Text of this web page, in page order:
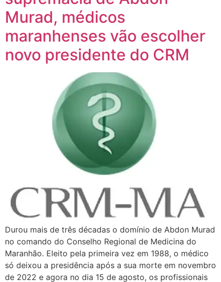
Murad, médicos
maranhenses vão escolher
novo presidente do CRM
Durou mais de três décadas o domínio de Abdon Murad
no comando do Conselho Regional de Medicina do
Maranhão. Eleito pela primeira vez em 1988, o médico
só deixou a presidência após a sua morte em novembro
de 2022 e agora no dia 15 de agosto, os profissionais